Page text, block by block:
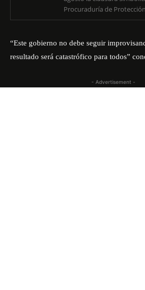
Procuraduría de
“Este gobierno no debe seguir
resultado será catastrófico para todos”
- Advertisement -